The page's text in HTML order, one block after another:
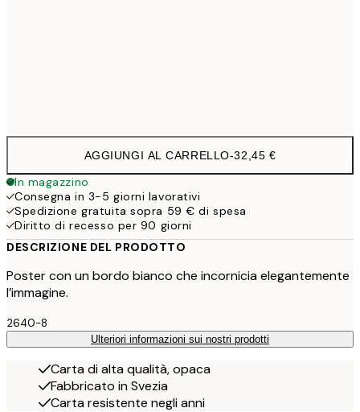
AGGIUNGI AL CARRELLO-32,45 €
In magazzino
Consegna in 3-5 giorni lavorativi
Spedizione gratuita sopra 59 € di spesa
Diritto di recesso per 90 giorni
DESCRIZIONE DEL PRODOTTO
Poster con un bordo bianco che incornicia elegantemente
l’immagine.
2640-8
Ulteriori informazioni sui nostri prodotti
Carta di alta qualità, opaca
Fabbricato in Svezia
Carta resistente negli anni